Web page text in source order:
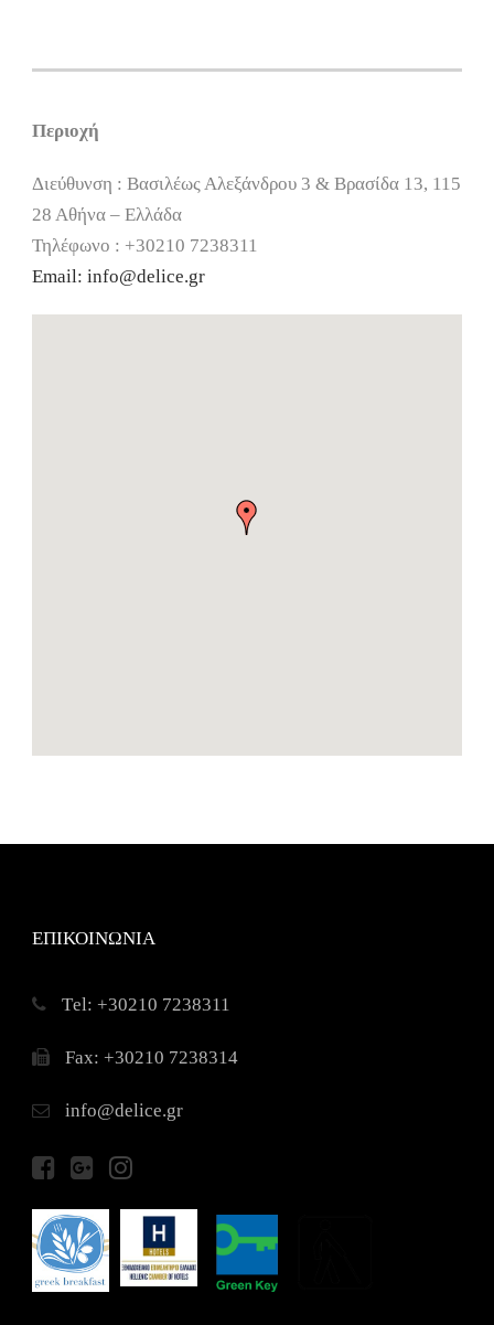
Περιοχή
Διεύθυνση : Βασιλέως Αλεξάνδρου 3 & Βρασίδα 13, 115
28 Αθήνα – Ελλάδα
Τηλέφωνο : +30210 7238311
Email: info@delice.gr
ΕΠΙΚΟΙΝΩΝΙΑ
Τel: +30210 7238311
Fax: +30210 7238314
info@delice.gr